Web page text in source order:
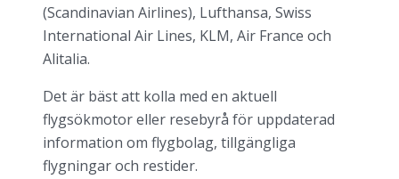
(Scandinavian Airlines), Lufthansa, Swiss
International Air Lines, KLM, Air France och
Alitalia.
Det är bäst att kolla med en aktuell
flygsökmotor eller resebyrå för uppdaterad
information om flygbolag, tillgängliga
flygningar och restider.